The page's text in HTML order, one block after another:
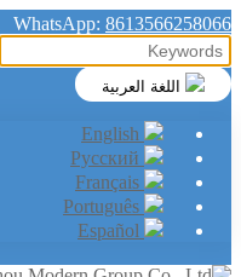
WhatsApp: 8613566258066